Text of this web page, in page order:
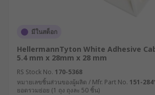
มีในสต็อก
HellermannTyton White Adhesive
5.4 mm x 28mm x 28 mm
RS Stock No. 170-5368
หมายเลขชิ้นส่วนของผู้ผลิต / Mfr. Part No. 151-
ยอดรวมย่อย (1 ถุง ถุงละ 50 ชิ้น)